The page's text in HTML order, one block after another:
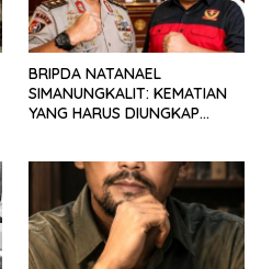
BRIPDA NATANAEL
SIMANUNGKALIT: KEMATIAN
YANG HARUS DIUNGKAP